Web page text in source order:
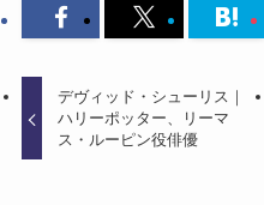
デヴィッド・シューリス｜
ハリーポッター、リーマ
ス・ルーピン役俳優